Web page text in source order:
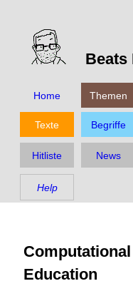
Beats
Home Themen
Texte Begriffe
Hitliste News
Help
Education